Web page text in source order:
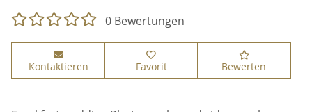
0 Bewertungen
Kontaktieren Favorit Bewerten